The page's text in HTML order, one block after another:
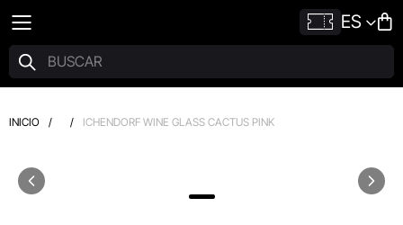
ES
INICIO / / ICHENDORF WINE GLASS CACTUS PINK